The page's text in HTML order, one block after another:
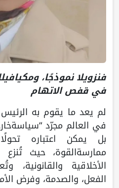
فنزويلا نموذجًا،
في قفص الاتهام
لم يعد ما يقوم به الرئيس
في العالم مجرّد
بل يمكن اعتباره
ممارسةالقوة، حيث
الأخلاقية والقانونية،
الفعل، والصدمة، وفرض